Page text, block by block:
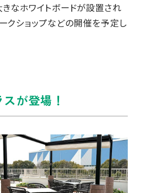
なホワイトボードが設置され
クショップなどの開催を予定し
が登場！